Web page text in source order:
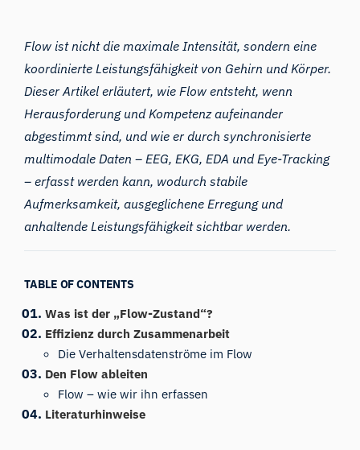
Flow ist nicht die maximale Intensität, sondern eine
koordinierte Leistungsfähigkeit von Gehirn und Körper.
Dieser Artikel erläutert, wie Flow entsteht, wenn
Herausforderung und Kompetenz aufeinander
abgestimmt sind, und wie er durch synchronisierte
multimodale Daten – EEG, EKG, EDA und Eye-Tracking
– erfasst werden kann, wodurch stabile
Aufmerksamkeit, ausgeglichene Erregung und
anhaltende Leistungsfähigkeit sichtbar werden.
TABLE OF CONTENTS
Was ist der „Flow-Zustand“?
Effizienz durch Zusammenarbeit
Die Verhaltensdatenströme im Flow
Den Flow ableiten
Flow – wie wir ihn erfassen
Literaturhinweise